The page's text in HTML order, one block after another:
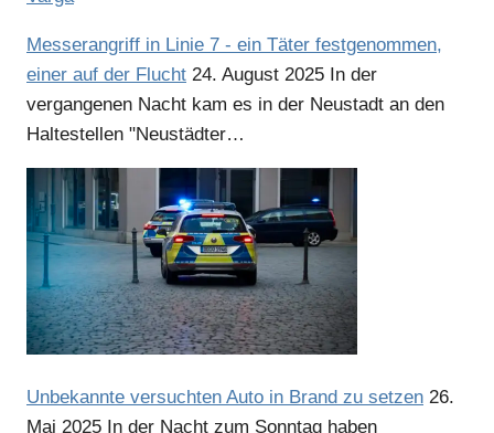
Messerangriff in Linie 7 - ein Täter festgenommen,
einer auf der Flucht 24. August 2025 In der
vergangenen Nacht kam es in der Neustadt an den
Haltestellen "Neustädter…
Unbekannte versuchten Auto in Brand zu setzen 26.
Mai 2025 In der Nacht zum Sonntag haben